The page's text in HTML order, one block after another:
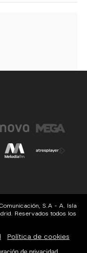
S.A - A. Isla
Reservados todos los
Política de cookies